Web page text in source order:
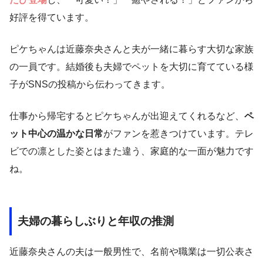
好評を得ています。
ピケちゃんは近藤奈央さんと夫が一緒に暮らす大切な家族
の一員です。結婚後も夫婦でペットを大切に育てている様
子がSNSの投稿から伝わってきます。
仕事から帰宅するとピケちゃんが出迎えてくれるなど、 ペ
ット中心の温かな日常がファンを惹きつけています。テレ
ビでの凛とした姿とはまた違う、家庭的な一面が魅力です
ね。
夫婦の暮らしぶりと年収の推測
近藤奈央さんの夫は一般男性で、名前や職業は一切公表さ